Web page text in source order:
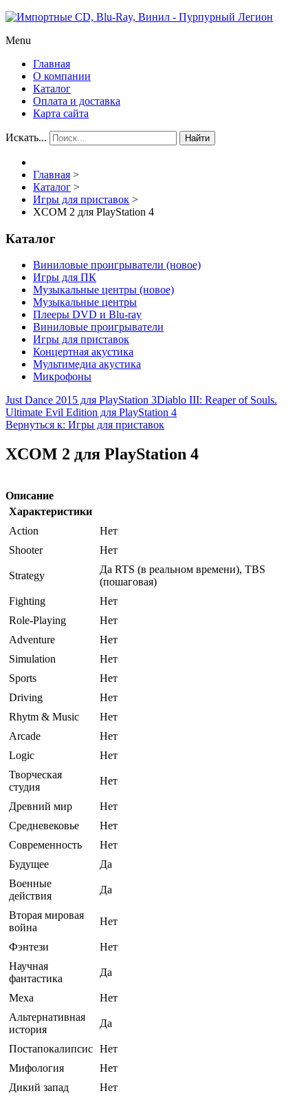
Menu
Главная
О компании
Каталог
Оплата и доставка
Карта сайта
Искать... Найти
Главная >
Каталог >
Игры для приставок >
XCOM 2 для PlayStation 4
Каталог
Виниловые проигрыватели (новое)
Игры для ПК
Музыкальные центры (новое)
Музыкальные центры
Плееры DVD и Blu-ray
Виниловые проигрыватели
Игры для приставок
Концертная акустика
Мультимедиа акустика
Микрофоны
Just Dance 2015 для PlayStation 3Diablo III: Reaper of Souls.
Ultimate Evil Edition для PlayStation 4
Вернуться к: Игры для приставок
XCOM 2 для PlayStation 4
Описание
Характеристики
Action
Нет
Shooter
Нет
Strategy
Да RTS (в реальном времени), TBS
(пошаговая)
Fighting
Нет
Role-Playing
Нет
Adventure
Нет
Simulation
Нет
Sports
Нет
Driving
Нет
Rhytm & Music
Нет
Arcade
Нет
Logic
Нет
Творческая
студия
Нет
Древний мир
Нет
Средневековье
Нет
Современность
Нет
Будущее
Да
Военные
действия
Да
Вторая мировая
война
Нет
Фэнтези
Нет
Научная
фантастика
Да
Меха
Нет
Альтернативная
история
Да
Постапокалипсис Нет
Мифология
Нет
Дикий запад
Нет